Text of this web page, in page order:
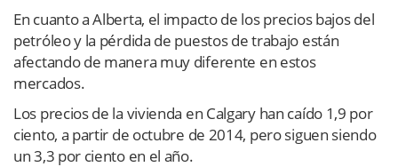
En cuanto a Alberta, el impacto de los precios bajos del
petróleo y la pérdida de puestos de trabajo están
afectando de manera muy diferente en estos
mercados.
Los precios de la vivienda en Calgary han caído 1,9 por
ciento, a partir de octubre de 2014, pero siguen siendo
un 3,3 por ciento en el año.